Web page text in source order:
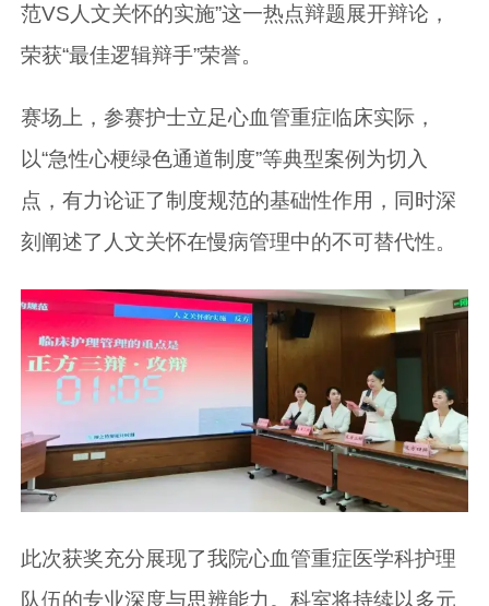
范VS人文关怀的实施”这一热点辩题展开辩论，
荣获“最佳逻辑辩手”荣誉。
赛场上，参赛护士立足心血管重症临床实际，
以“急性心梗绿色通道制度”等典型案例为切入
点，有力论证了制度规范的基础性作用，同时深
刻阐述了人文关怀在慢病管理中的不可替代性。
此次获奖充分展现了我院心血管重症医学科护理
队伍的专业深度与思辨能力。科室将持续以多元